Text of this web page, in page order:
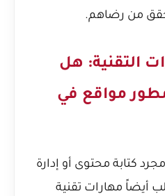
من رضاهم.
التقنية: هل
مواقع في
كتابة محتوى أو إدارة
أيضاً مهارات تقنية